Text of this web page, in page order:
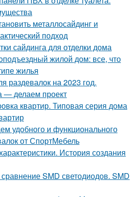
металлосайдинг и
подход
сайдинга для отделки дома
жилой дом: все, что
жилья
раздевалок на 2023 год.
— делаем проект
квартир. Типовая серия дома
удобного и функционального
от СпортМебель
История создания
SMD светодиодов. SMD